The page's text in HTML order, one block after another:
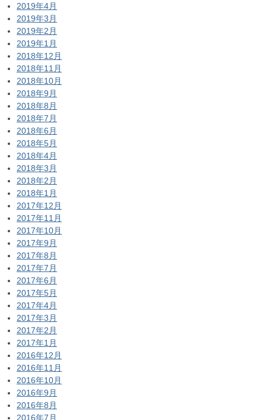
2019年4月
2019年3月
2019年2月
2019年1月
2018年12月
2018年11月
2018年10月
2018年9月
2018年8月
2018年7月
2018年6月
2018年5月
2018年4月
2018年3月
2018年2月
2018年1月
2017年12月
2017年11月
2017年10月
2017年9月
2017年8月
2017年7月
2017年6月
2017年5月
2017年4月
2017年3月
2017年2月
2017年1月
2016年12月
2016年11月
2016年10月
2016年9月
2016年8月
2016年7月